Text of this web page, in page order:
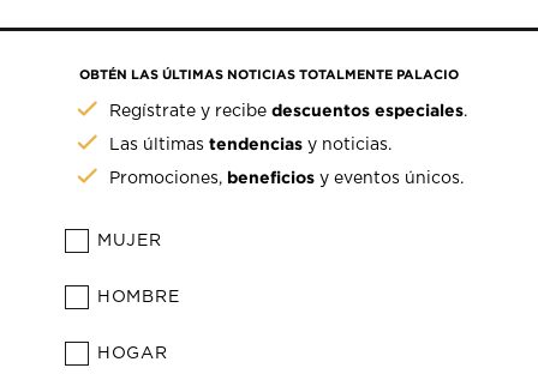
OBTÉN LAS ÚLTIMAS NOTICIAS TOTALMENTE PALACIO
Regístrate y recibedescuentos especiales.
Las últimastendencias y noticias.
Promociones, beneficios y eventos únicos.
MUJER
HOMBRE
HOGAR